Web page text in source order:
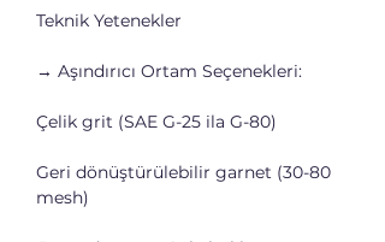
Teknik Yetenekler
→ Aşındırıcı Ortam Seçenekleri:
Çelik grit (SAE G-25 ila G-80)
Geri dönüştürülebilir garnet (30-80
mesh)